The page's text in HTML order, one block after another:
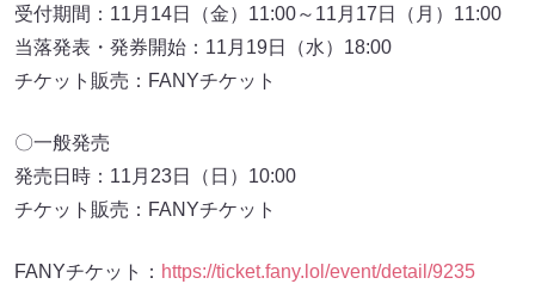
受付期間：11月14日（金）11:00～11月17日（月）11:00
当落発表・発券開始：11月19日（水）18:00
チケット販売：FANYチケット
〇一般発売
発売日時：11月23日（日）10:00
チケット販売：FANYチケット
FANYチケット： https://ticket.fany.lol/event/detail/9235